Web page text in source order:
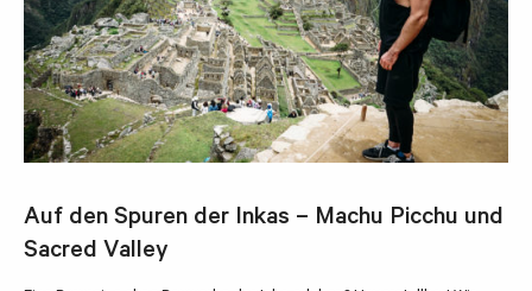
Auf den Spuren der Inkas – Machu Picchu und
Sacred Valley